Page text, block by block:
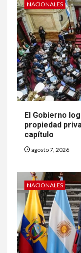
NACIONALES
El Gobierno
propiedad
capítulo
agosto 7, 2026
NACIONALES